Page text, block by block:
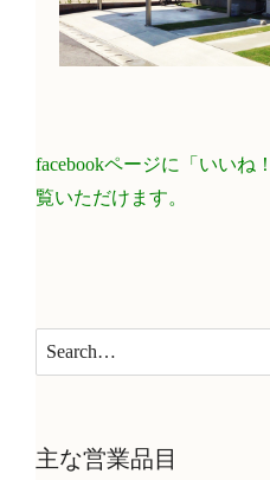
facebookページに「いいね
覧いただけます。
主な営業品目